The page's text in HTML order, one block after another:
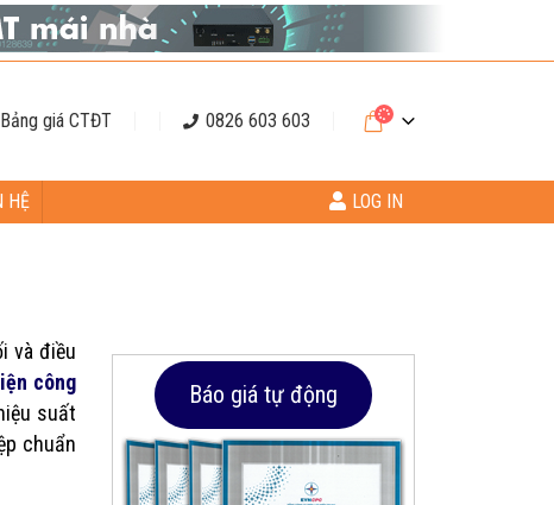
Bảng giá CTĐT 0826 603 603
HỆ LOG IN
và điều
công
suất
chuẩn
Báo giá tự động